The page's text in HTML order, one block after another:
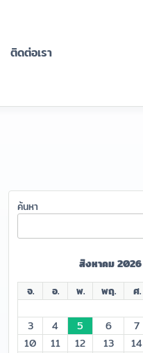
ติดต่อเรา
ค้นหา
สิงหาคม 2026
จ.
อ. พ. พฤ. ศ.
3
4 5 6 7
10
11 12 13 14